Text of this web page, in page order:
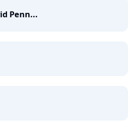
Penn...